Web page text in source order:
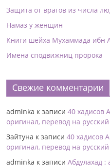
Защита от врагов из числа
Намаз у женщин
Книги шейха Мухаммада ибн
Имена сподвижниц пророка
Свежие комментарии
adminka к записи40 хадисов
оригинал, перевод на
Зайтуна к записи40 хадисов
оригинал, перевод на
adminka к записиАбдулахад :